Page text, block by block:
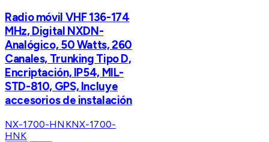
Radio móvil VHF 136-174
MHz, Digital NXDN-
Analógico, 50 Watts, 260
Canales, Trunking Tipo D,
Encriptación, IP54, MIL-
STD-810, GPS, Incluye
accesorios de instalación
NX-1700-HNKNX-1700-
HNK